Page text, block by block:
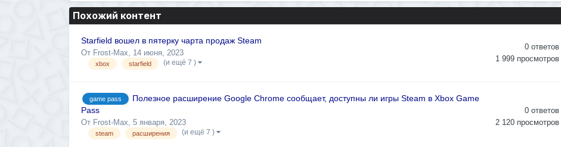
Похожий контент
Starfield вошел в пятерку чарта продаж Steam
От Frost-Max, 14 июня, 2023
xbox starfield (и ещё 7 )
0 ответов
1 999 просмотров
game pass
Полезное расширение Google Chrome сообщает, доступны ли игры Steam в Xbox Game
Pass
От Frost-Max, 5 января, 2023
steam расширения (и ещё 7 )
0 ответов
2 120 просмотров